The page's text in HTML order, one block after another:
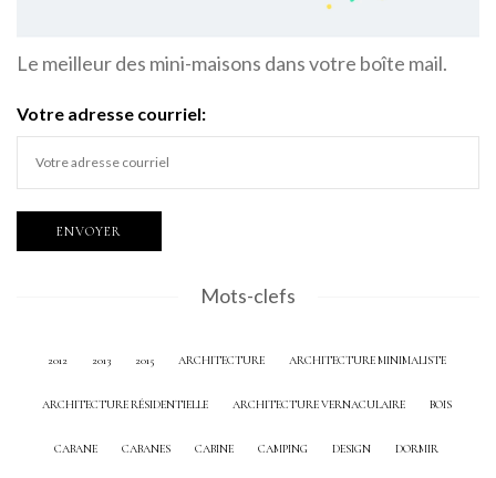
Le meilleur des mini-maisons dans votre boîte mail.
Votre adresse courriel:
Mots-clefs
2012 2013 2015 ARCHITECTURE ARCHITECTURE MINIMALISTE
ARCHITECTURE RÉSIDENTIELLE ARCHITECTURE VERNACULAIRE BOIS
CABANE CABANES CABINE CAMPING DESIGN DORMIR